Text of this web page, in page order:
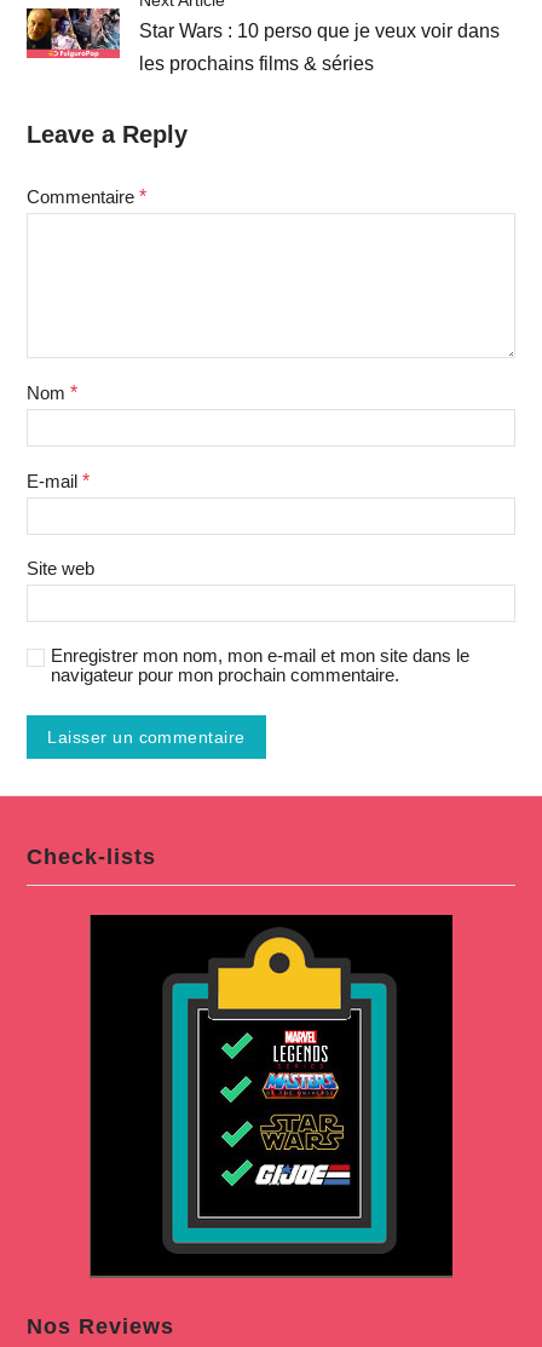
Star Wars : 10 perso que je veux voir dans
les prochains films & séries
Leave a Reply
Commentaire *
Nom *
E-mail *
Site web
Enregistrer mon nom, mon e-mail et mon site dans le
navigateur pour mon prochain commentaire.
Check-lists
Nos Reviews